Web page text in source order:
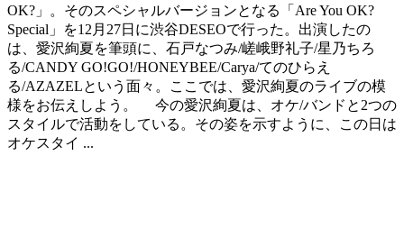
OK?」。そのスペシャルバージョンとなる「Are You OK?
Special」を12月27日に渋谷DESEOで行った。出演したの
は、愛沢絢夏を筆頭に、石戸なつみ/嵯峨野礼子/星乃ちろ
る/CANDY GO!GO!/HONEYBEE/Carya/てのひらえ
る/AZAZELという面々。ここでは、愛沢絢夏のライブの模
様をお伝えしよう。 今の愛沢絢夏は、オケ/バンドと2つの
スタイルで活動をしている。その姿を示すように、この日は
オケスタイ ...